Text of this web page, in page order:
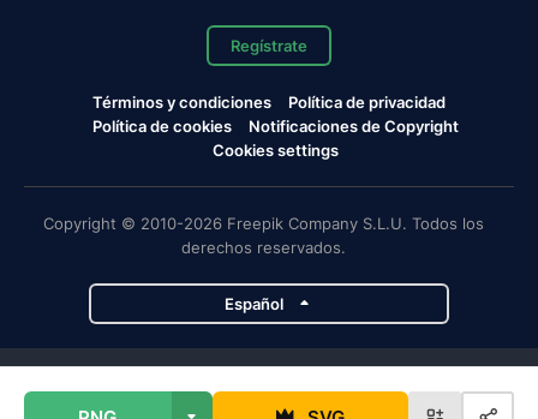
Regístrate
Términos y condiciones
Política de privacidad
Política de cookies
Notificaciones de Copyright
Cookies settings
Copyright © 2010-2026 Freepik Company S.L.U. Todos los
derechos reservados.
Español